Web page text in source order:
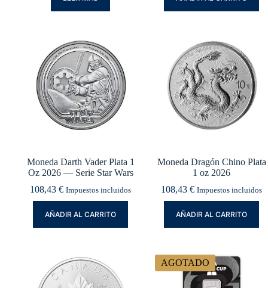
Moneda Darth Vader Plata 1
Oz 2026 — Serie Star Wars
108,43 € Impuestos incluidos
AÑADIR AL CARRITO
Moneda Dragón Chino Plata
1 oz 2026
108,43 € Impuestos incluidos
AÑADIR AL CARRITO
AGOTADO